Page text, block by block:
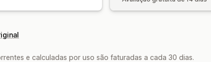
e calculadas por uso são faturadas a cada 30 dias.